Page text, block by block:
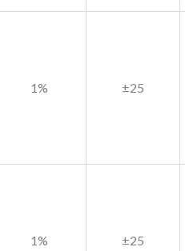
1% ±25
1% ±25